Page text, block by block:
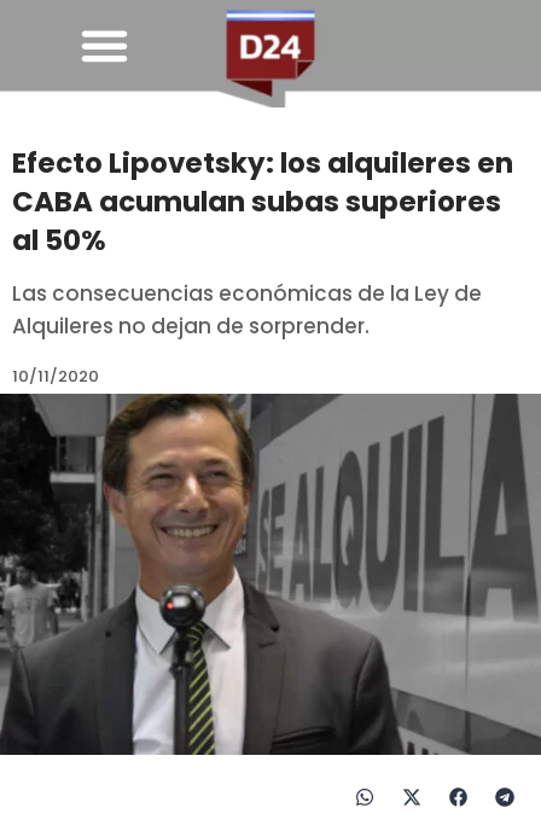
Efecto Lipovetsky: los alquileres en
CABA acumulan subas superiores
al 50%
Las consecuencias económicas de la Ley de
Alquileres no dejan de sorprender.
10/11/2020